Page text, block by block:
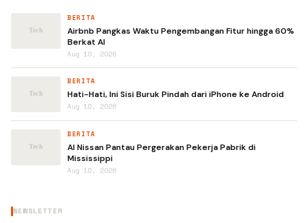
BERITA
Airbnb Pangkas Waktu Pengembangan Fitur hingga 60%
Berkat AI
Aug 10, 2026
BERITA
Hati-Hati, Ini Sisi Buruk Pindah dari iPhone ke Android
Aug 10, 2026
BERITA
AI Nissan Pantau Pergerakan Pekerja Pabrik di
Mississippi
Aug 10, 2026
NEWSLETTER